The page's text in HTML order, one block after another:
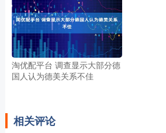
淘优配平台 调查显示大部分德
国人认为德美关系不佳
相关评论